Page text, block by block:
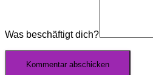
Was beschäftigt dich?